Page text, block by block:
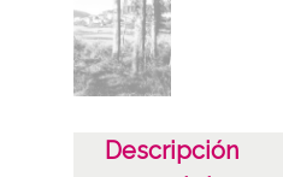
Fecha
19400101
19601231
1940, enero, 1 a 1960,
Descripción